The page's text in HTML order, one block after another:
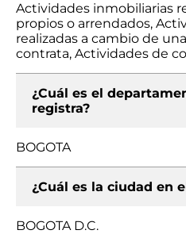
Actividades inmobiliarias
propios o arrendados,
realizadas a cambio de
contrata, Actividades de
¿Cuál es el
registra?
BOGOTA
¿Cuál es la ciudad en
BOGOTA D.C.